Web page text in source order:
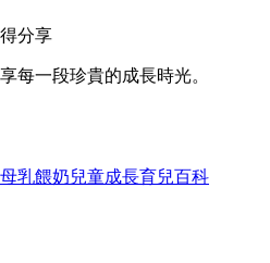
分享
每一段珍貴的成長時光。
母乳餵奶兒童成長育兒百科